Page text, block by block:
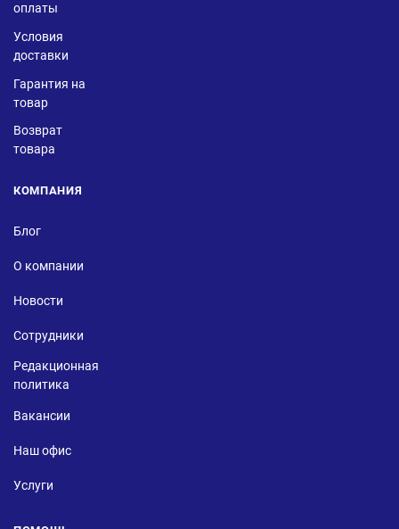
оплаты
Условия
доставки
Гарантия на
товар
Возврат
товара
КОМПАНИЯ
Блог
О компании
Новости
Сотрудники
Редакционная
политика
Вакансии
Наш офис
Услуги